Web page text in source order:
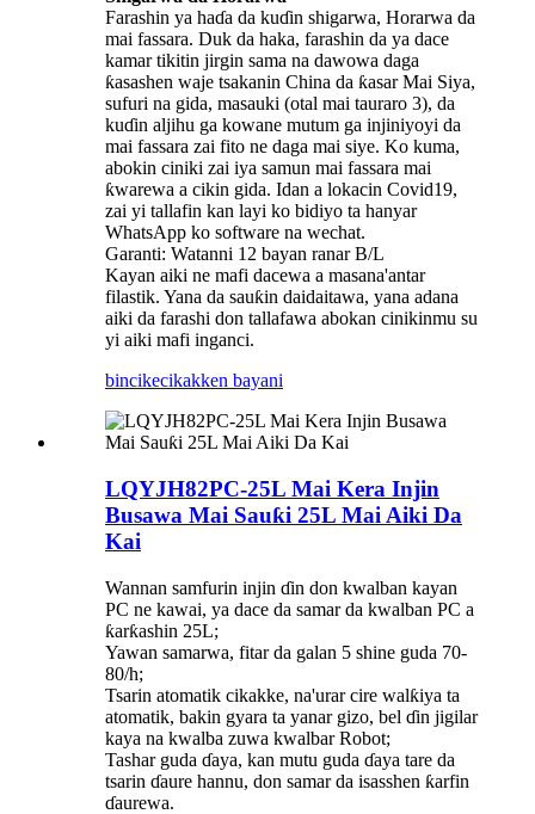
Farashin ya haɗa da kuɗin shigarwa, Horarwa da
mai fassara. Duk da haka, farashin da ya dace
kamar tikitin jirgin sama na dawowa daga
ƙasashen waje tsakanin China da ƙasar Mai Siya,
sufuri na gida, masauki (otal mai tauraro 3), da
kuɗin aljihu ga kowane mutum ga injiniyoyi da
mai fassara zai fito ne daga mai siye. Ko kuma,
abokin ciniki zai iya samun mai fassara mai
ƙwarewa a cikin gida. Idan a lokacin Covid19,
zai yi tallafin kan layi ko bidiyo ta hanyar
WhatsApp ko software na wechat.
Garanti: Watanni 12 bayan ranar B/L
Kayan aiki ne mafi dacewa a masana'antar
filastik. Yana da sauƙin daidaitawa, yana adana
aiki da farashi don tallafawa abokan cinikinmu su
yi aiki mafi inganci.
bincikecikakken bayani
LQYJH82PC-25L Mai Kera Injin
Busawa Mai Sauƙi 25L Mai Aiki Da
Kai
Wannan samfurin injin ɗin don kwalban kayan
PC ne kawai, ya dace da samar da kwalban PC a
ƙarƙashin 25L;
Yawan samarwa, fitar da galan 5 shine guda 70-
80/h;
Tsarin atomatik cikakke, na'urar cire walƙiya ta
atomatik, bakin gyara ta yanar gizo, bel ɗin jigilar
kaya na kwalba zuwa kwalbar Robot;
Tashar guda ɗaya, kan mutu guda ɗaya tare da
tsarin ɗaure hannu, don samar da isasshen ƙarfin
ɗaurewa.